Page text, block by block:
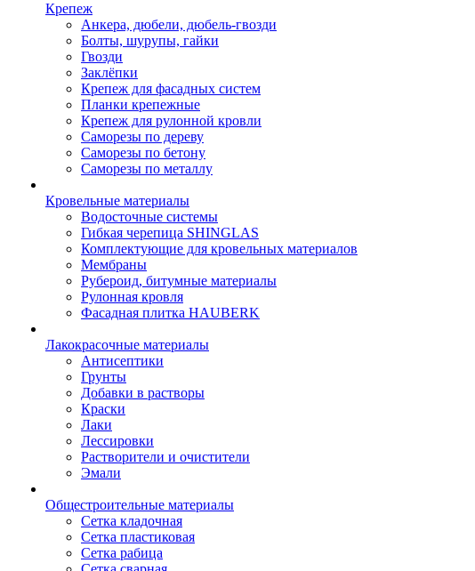
Крепеж
Анкера, дюбели, дюбель-гвозди
Болты, шурупы, гайки
Гвозди
Заклёпки
Крепеж для фасадных систем
Планки крепежные
Крепеж для рулонной кровли
Саморезы по дереву
Саморезы по бетону
Саморезы по металлу
Кровельные материалы
Водосточные системы
Гибкая черепица SHINGLAS
Комплектующие для кровельных материалов
Мембраны
Рубероид, битумные материалы
Рулонная кровля
Фасадная плитка HAUBERK
Лакокрасочные материалы
Антисептики
Грунты
Добавки в растворы
Краски
Лаки
Лессировки
Растворители и очистители
Эмали
Общестроительные материалы
Сетка кладочная
Сетка пластиковая
Сетка рабица